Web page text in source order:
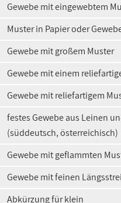
Gewebe mit eingewebtem
Muster in Papier oder
Gewebe mit großem Muster
Gewebe mit einem
Gewebe mit reliefartigem
festes Gewebe aus Leinen
(süddeutsch, österreichisch)
Gewebe mit geflammten
Gewebe mit feinen
Abkürzung für klein